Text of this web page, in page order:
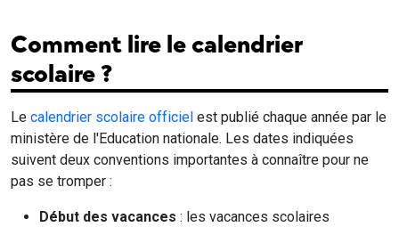
Comment lire le calendrier
scolaire ?
Le calendrier scolaire officiel est publié chaque année par le
ministère de l'Education nationale. Les dates indiquées
suivent deux conventions importantes à connaître pour ne
pas se tromper :
Début des vacances : les vacances scolaires